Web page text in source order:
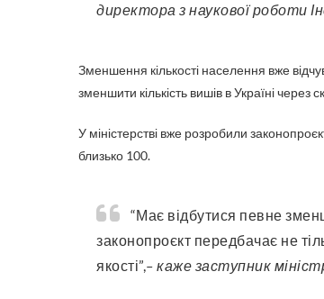
директора з наукової роботи
Зменшення кількості населення вже
зменшити кількість вишів в Україні через
У міністерстві вже розробили
близько 100.
“Має відбутися певне зменшення або укрупнення закладів вищої освіти. До того ж
законопроєкт передбачає не
якості”,– каже заступник